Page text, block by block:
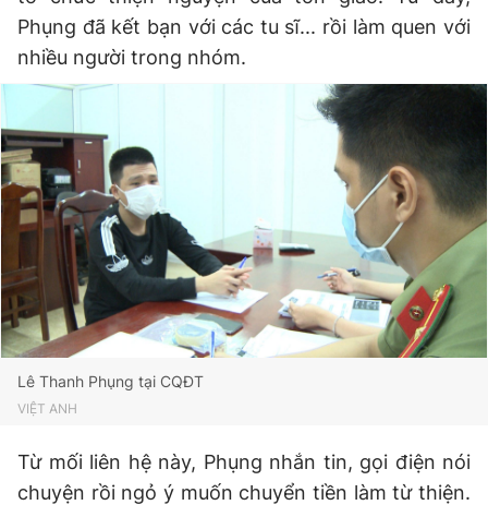
Phụng đã kết bạn với các tu sĩ... rồi làm quen với
nhiều người trong nhóm.
Lê Thanh Phụng tại CQĐT
VIỆT ANH
Từ mối liên hệ này, Phụng nhắn tin, gọi điện nói
chuyện rồi ngỏ ý muốn chuyển tiền làm từ thiện.